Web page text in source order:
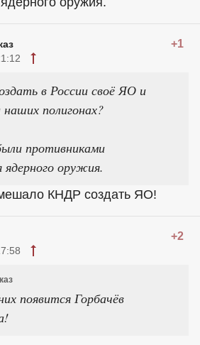
+1
в России своё ЯО и
полигонах?
противниками
ядерного оружия.
КНДР создать ЯО!
+2
появится Горбачёв